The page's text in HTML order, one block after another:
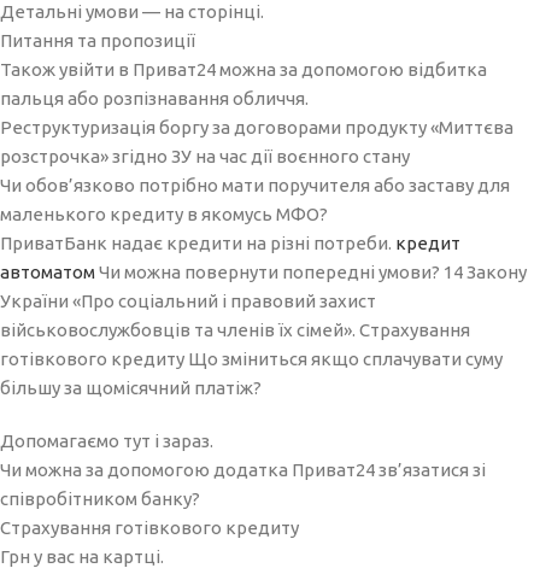
Детальні умови — на сторінці.
Питання та пропозиції
Також увійти в Приват24 можна за допомогою відбитка
пальця або розпізнавання обличчя.
Реструктуризація боргу за договорами продукту «Миттєва
розстрочка» згідно ЗУ на час дії воєнного стану
Чи обов’язково потрібно мати поручителя або заставу для
маленького кредиту в якомусь МФО?
ПриватБанк надає кредити на різні потреби. кредит
автоматомЧи можна повернути попередні умови? 14 Закону
України «Про соціальний і правовий захист
військовослужбовців та членів їх сімей». Страхування
готівкового кредиту Що зміниться якщо сплачувати суму
більшу за щомісячний платіж?
Допомагаємо тут і зараз.
Чи можна за допомогою додатка Приват24 зв’язатися зі
співробітником банку?
Страхування готівкового кредиту
Грн у вас на картці.